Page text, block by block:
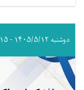
دوشنبه ۱۴۰۵/۵/۱۲ - ۱۰:۱۵